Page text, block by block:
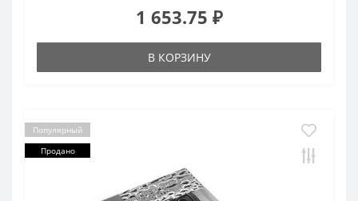
1 653.75 ₽
В КОРЗИНУ
Популярный
Продано